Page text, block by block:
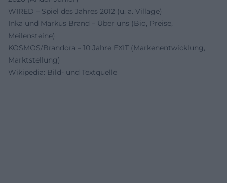
WIRED – Spiel des Jahres 2012 (u. a. Village)
Inka und Markus Brand – Über uns (Bio, Preise,
Meilensteine)
KOSMOS/Brandora – 10 Jahre EXIT (Markenentwicklung,
Marktstellung)
Wikipedia: Bild- und Textquelle